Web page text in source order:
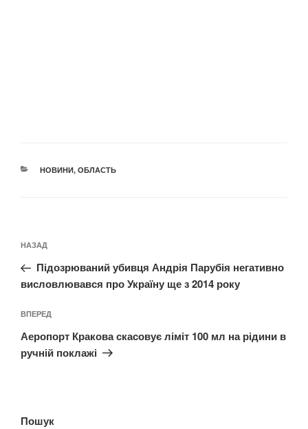
КАТЕГОРІЇ
НОВИНИ, ОБЛАСТЬ
записів
Попередній
запис:
НАЗАД
Підозрюваний убивця Андрія Парубія негативно
висловлювався про Україну ще з 2014 року
Наступний
запис
ВПЕРЕД
Аеропорт Кракова скасовує ліміт 100 мл на рідини в
ручній поклажі
Пошук